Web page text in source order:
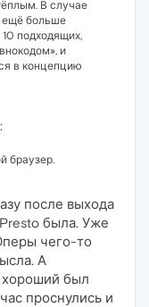
В случае
ещё больше
10 подходящих,
и
в концепцию
браузер.
после выхода
была. Уже
чего-то
А
хороший был
проснулись и